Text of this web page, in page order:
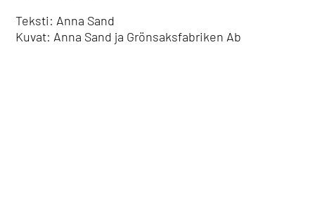
Teksti: Anna Sand
Kuvat: Anna Sand ja Grönsaksfabriken Ab